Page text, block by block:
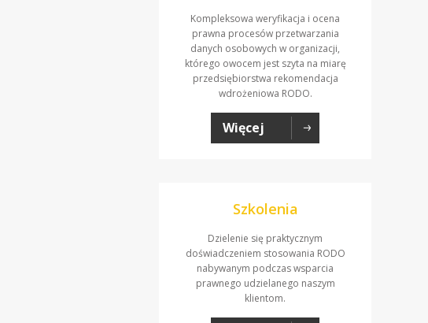
Kompleksowa weryfikacja i ocena
prawna procesów przetwarzania
danych osobowych w organizacji,
którego owocem jest szyta na miarę
przedsiębiorstwa rekomendacja
wdrożeniowa RODO.
Więcej
Szkolenia
Dzielenie się praktycznym
doświadczeniem stosowania RODO
nabywanym podczas wsparcia
prawnego udzielanego naszym
klientom.